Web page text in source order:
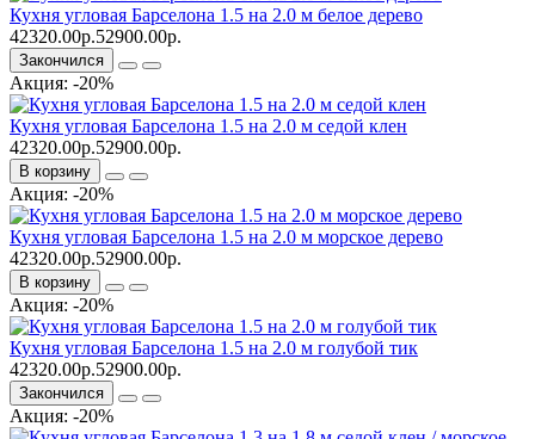
Кухня угловая Барселона 1.5 на 2.0 м белое дерево
42320.00р.52900.00р.
Закончился
Акция: -20%
Кухня угловая Барселона 1.5 на 2.0 м седой клен
42320.00р.52900.00р.
В корзину
Акция: -20%
Кухня угловая Барселона 1.5 на 2.0 м морское дерево
42320.00р.52900.00р.
В корзину
Акция: -20%
Кухня угловая Барселона 1.5 на 2.0 м голубой тик
42320.00р.52900.00р.
Закончился
Акция: -20%